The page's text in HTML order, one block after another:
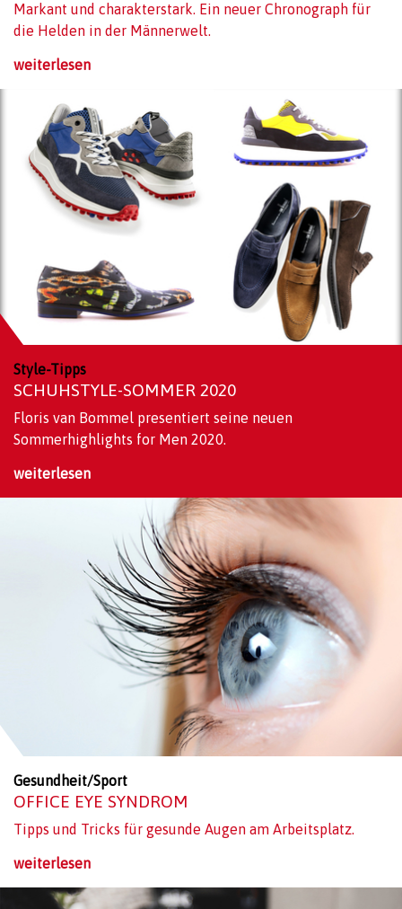
Markant und charakterstark. Ein neuer Chronograph für
die Helden in der Männerwelt.
weiterlesen
Style-Tipps
SCHUHSTYLE-SOMMER 2020
Floris van Bommel presentiert seine neuen
Sommerhighlights for Men 2020.
weiterlesen
Gesundheit/Sport
OFFICE EYE SYNDROM
Tipps und Tricks für gesunde Augen am Arbeitsplatz.
weiterlesen